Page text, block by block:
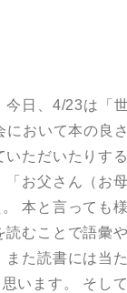
日、4/23は「
おいて本の良
ただいたりす
お父さん（お
本と言っても
むことで語彙
また読書には
います。 そし